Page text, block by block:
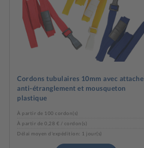
Cordons tubulaires 10mm avec attache
anti-étranglement et mousqueton
plastique
À partir de 100 cordon(s)
À partir de 0,28 € / cordon(s)
Délai moyen d'expédition: 1 jour(s)